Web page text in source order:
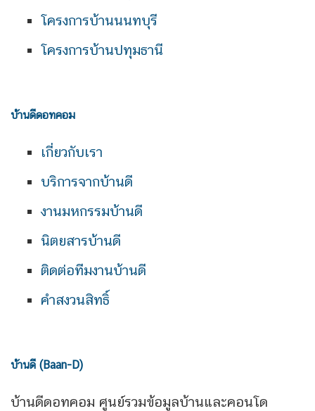
โครงการบ้านนนทบุรี
โครงการบ้านปทุมธานี
บ้านดีดอทคอม
เกี่ยวกับเรา
บริการจากบ้านดี
งานมหกรรมบ้านดี
นิตยสารบ้านดี
ติดต่อทีมงานบ้านดี
คำสงวนสิทธิ์
บ้านดี (Baan-D)
บ้านดีดอทคอม ศูนย์รวมข้อมูลบ้านและคอนโด